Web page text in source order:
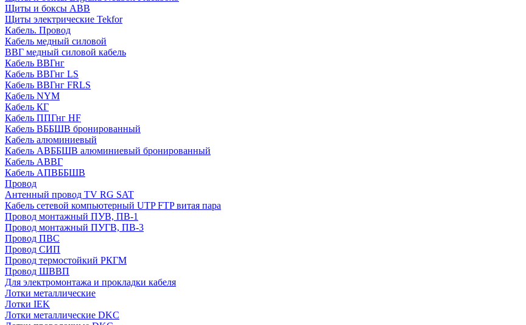
Щиты и боксы ABB
Щиты электрические Tekfor
Кабель. Провод
Кабель медный силовой
ВВГ медный силовой кабель
Кабель ВВГнг
Кабель ВВГнг LS
Кабель ВВГнг FRLS
Кабель NYM
Кабель КГ
Кабель ППГнг HF
Кабель ВББШВ бронированный
Кабель алюминиевый
Кабель АВББШВ алюминиевый бронированный
Кабель АВВГ
Кабель АПВББШВ
Провод
Антенный провод TV RG SAT
Кабель сетевой компьютерный UTP FTP витая пара
Провод монтажный ПУВ, ПВ-1
Провод монтажный ПУГВ, ПВ-3
Провод ПВС
Провод СИП
Провод термостойкий РКГМ
Провод ШВВП
Для электромонтажа и прокладки кабеля
Лотки металлические
Лотки IEK
Лотки металлические DKC